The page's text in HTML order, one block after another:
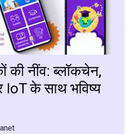
की नींव: ब्लॉकचेन,
IoT के साथ भविष्य